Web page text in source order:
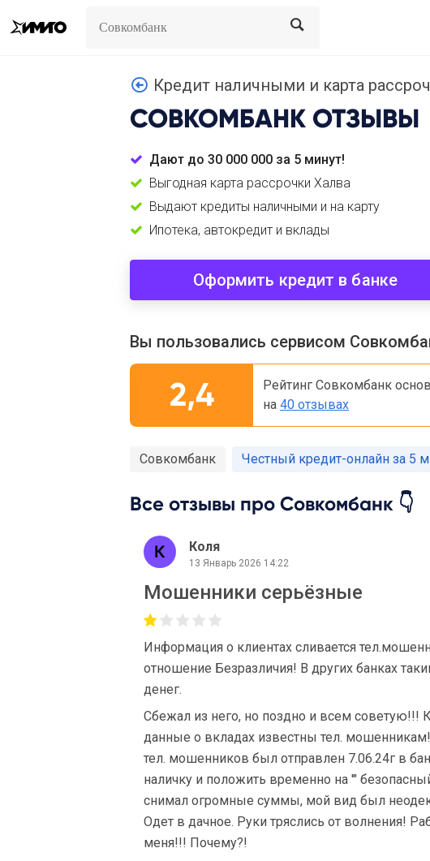
Search
Кредит наличными и карта
СОВКОМБАНК ОТЗЫВЫ
Дают до 30 000 000 за 5 минут!
Выгодная карта рассрочки Халва
Выдают кредиты наличными и на карту
Ипотека, автокредит и вклады
Оформить кредит в банке
Вы пользовались сервисом
2,4
Рейтинг Совкомбанк
на 40 отзывах
Совкомбанк Честный кредит-онлайн за 5
Все отзывы про Совкомбанк 👇
Коля
13 Январь 2026 14:22
Мошенники серьёзные
Информация о клиентах сливается
отношение Безразличия! В других банках
денег.
Сбежал из него, но поздно и всем
данные о вкладах известны тел.
тел. мошенников был отправлен 7.06.24г в
наличку и положить временно на '"
снимал огромные суммы, мой вид был
Одет в дачное. Руки тряслись от волнения!
меня!!! Почему?!